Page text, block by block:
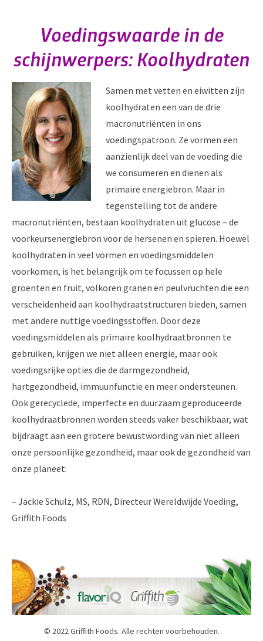
Voedingswaarde in de
schijnwerpers: Koolhydraten
Samen met vetten en eiwitten zijn
koolhydraten een van de drie
macronutriënten in ons
voedingspatroon. Ze vormen een
aanzienlijk deel van de voeding die
we consumeren en dienen als
primaire energiebron. Maar in
tegenstelling tot de andere
macronutriënten, bestaan ​​koolhydraten uit glucose – de
voorkeursenergiebron voor de hersenen en spieren. Hoewel
koolhydraten in veel vormen en voedingsmiddelen
voorkomen, is het belangrijk om te focussen op hele
groenten en fruit, volkoren granen en peulvruchten die een
verscheidenheid aan koolhydraatstructuren bieden, samen
met andere nuttige voedingsstoffen. Door deze
voedingsmiddelen als primaire koolhydraatbronnen te
gebruiken, krijgen we niet alleen energie, maar ook
voedingsrijke opties die de darmgezondheid,
hartgezondheid, immuunfunctie en meer ondersteunen.
Ook gerecyclede, imperfecte en duurzaam geproduceerde
koolhydraatbronnen worden steeds vaker beschikbaar, wat
bijdraagt ​​aan een grotere bewustwording van niet alleen
onze persoonlijke gezondheid, maar ook de gezondheid van
onze planeet.
– Jackie Schulz, MS, RDN, Directeur Wereldwijde Voeding,
Griffith Foods
© 2022 Griffith Foods. Alle rechten voorbehouden.